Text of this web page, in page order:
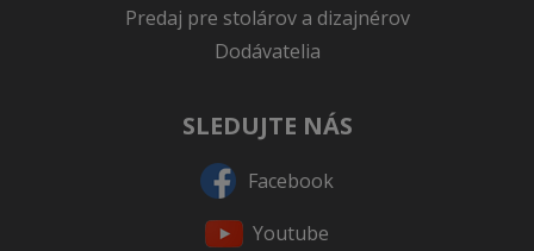
Predaj pre stolárov a dizajnérov
Dodávatelia
SLEDUJTE NÁS
Facebook
Youtube